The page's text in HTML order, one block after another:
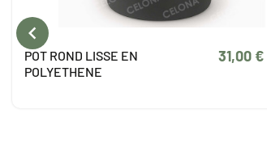
POT VASE LILOU EFFET
CORTEN
709,00 €
